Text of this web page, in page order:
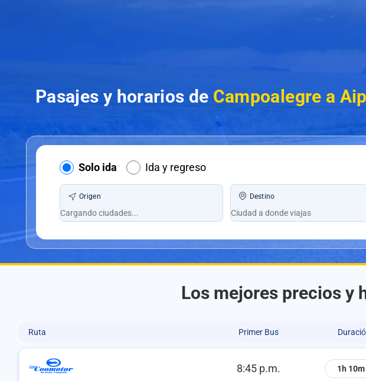
Pasajes y horarios de Campoalegre a
Solo ida Ida y regreso
Origen Destino
Los mejores precios y
Ruta Primer Bus
8:45 p.m. 1h 10m